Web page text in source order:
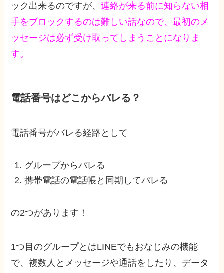
ック出来るのですが、連絡が来る前に知らない相
手をブロックするのは難しい話なので、最初のメ
ッセージは必ず受け取ってしまうことになりま
す。
電話番号はどこからバレる？
電話番号がバレる経路として
グループからバレる
携帯電話の電話帳と同期してバレる
の2つがあります！
1つ目のグループとはLINEでもおなじみの機能
で、複数人とメッセージや通話をしたり、データ